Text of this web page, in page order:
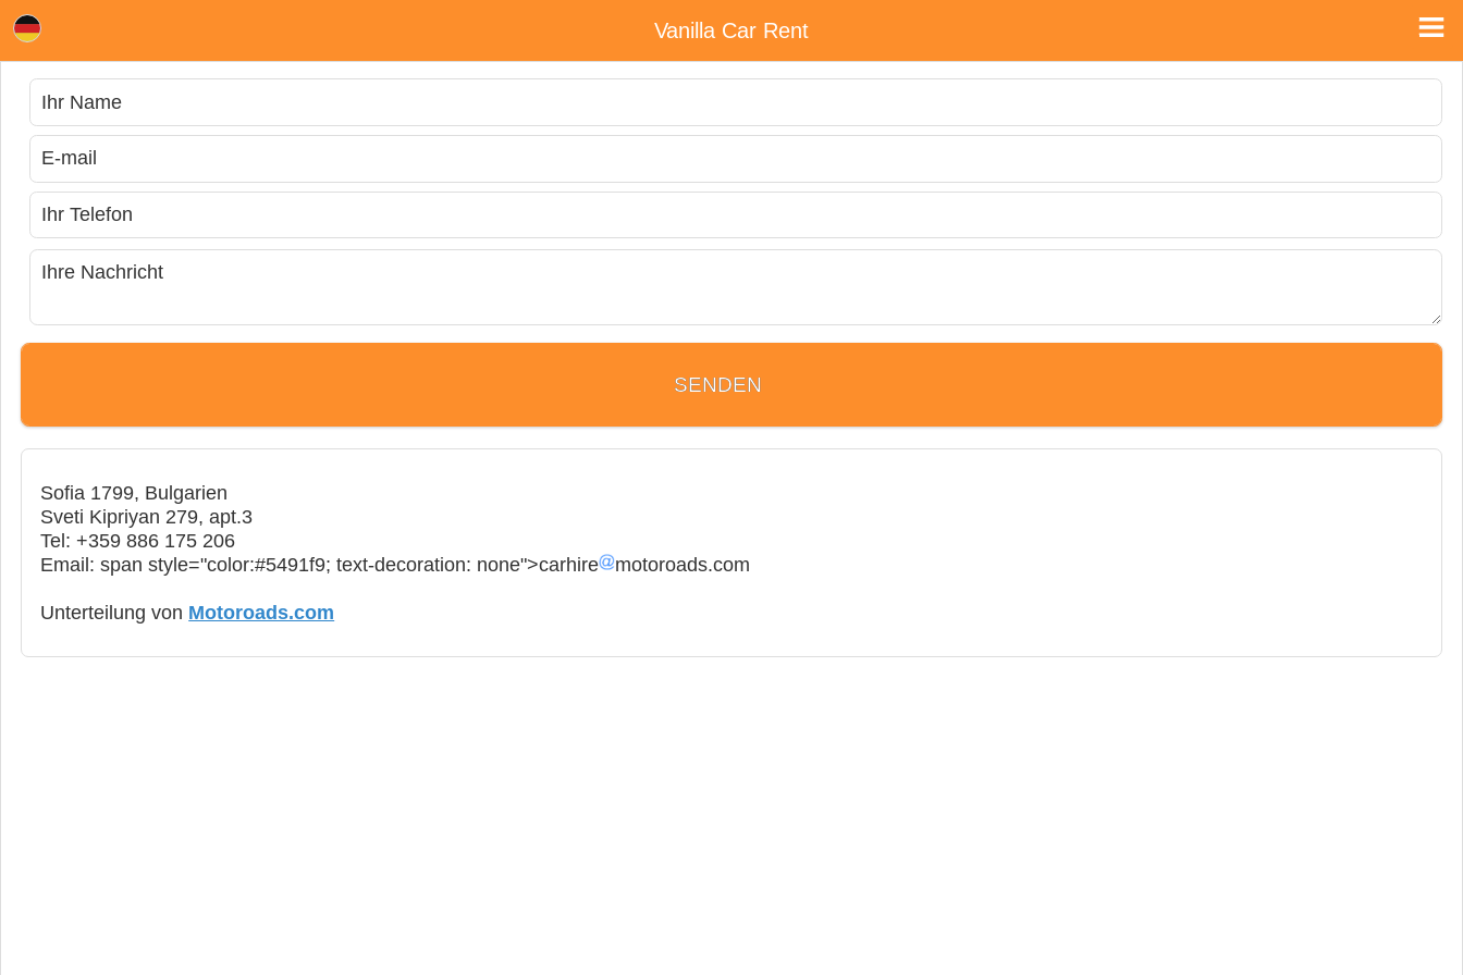
Kontakt Bulgarien Mietwagen. Kontaktinformationen - Telefon, Adresse, Email, Geschäftszeiten, Büro Karte, 24/7 Online-Kontaktformular. Nehmen Sie mit Bulgarien Autovermietung.
Vanilla Car Rent
SENDEN
Sofia 1799, Bulgarien
Sveti Kipriyan 279, apt.3
Tel: +359 886 175 206
Еmail: span style="color:#5491f9; text-decoration: none">carhire
motoroads.com
Unterteilung von Motoroads.com